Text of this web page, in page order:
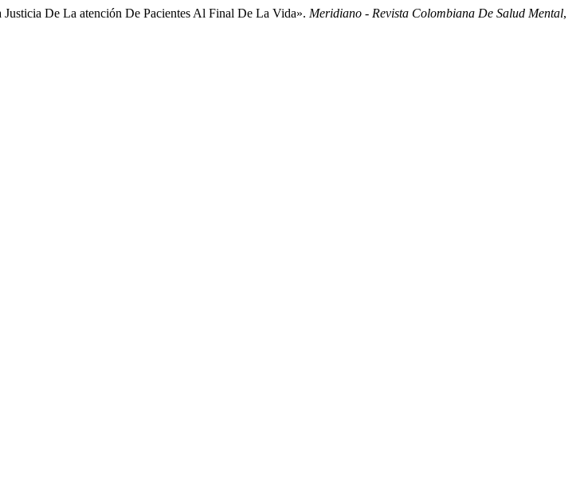
De La atención De Pacientes Al Final De La Vida». Meridiano - Revista Colombiana De Salud Mental,